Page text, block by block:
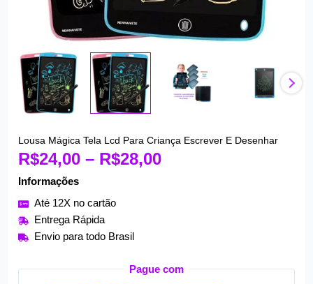
Lousa Mágica Tela Lcd Para Criança Escrever E Desenhar
R$24,00 – R$28,00
Faixa
de
Informações
Até 12X no cartão
Entrega Rápida
Envio para todo Brasil
Pague com
Lousa
Mágica
Tela
Para
Criança
Escrever